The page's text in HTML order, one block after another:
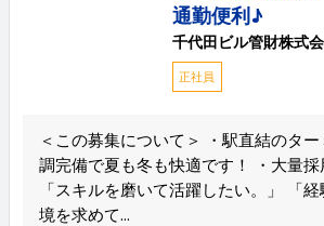
通勤便利♪
千代田ビル管財株式
正社員
＜この募集について＞ ・駅直結のタ
調完備で夏も冬も快適です！ ・大量採
「スキルを磨いて活躍したい。」 「
境を求めて...